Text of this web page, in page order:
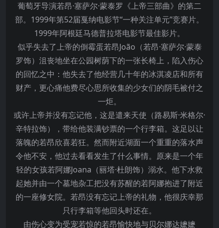
葡萄牙导演若昂·塞萨尔·蒙泰罗《上帝三部曲》的第二
部。1999年第52届戛纳电影节“一种关注单元”竞赛片。
1999年阿根廷马德普拉塔电影节最佳影片。
似乎失去了上帝的倒霉蛋若昂João（若昂·塞萨尔·蒙泰
罗饰）沮丧地坐在公园树荫下的一张长椅上，陷入伤心
的回忆之中：他失去了他经营几十年的冰淇凌店和所有
财产，更心痛他费尽心思所收集的少女们的阴毛被付之
一炬。
或许上帝并没有忘记他，这是遣来天使（路易斯·米格尔·
辛特拉饰），带给他装满钞票的一个行李箱。这足以让
落魄的若昂欣喜若狂。然而附近湖面一个重重的落水声
令他不安，他过去看看发生了什么事情。原来是一个年
轻的女孩若阿娜Joana（丽塔·杜朗饰）溺水。他下水救
起她并由一个墓地杂工把没有苏醒的若阿娜抱进了附近
的一座修女院。若昂没有忘记上帝的礼物，他很庆幸那
只行李箱等他回头时还在。
由伤心变为受宠若惊的若昂愉快地与贝尔娜达嬷嬷